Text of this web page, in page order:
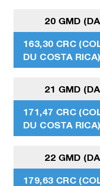
20 GMD
163,30 CRC
DU COSTA RICA)
21 GMD
171,47 CRC
DU COSTA RICA)
22 GMD
179,63 CRC